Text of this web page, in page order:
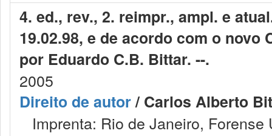
4. ed., rev., 2. reimpr., ampl. e
19.02.98, e de acordo com o novo
por Eduardo C.B. Bittar. --.
2005
Direito de autor/ Carlos Alberto
Imprenta: Rio de Janeiro, Forense